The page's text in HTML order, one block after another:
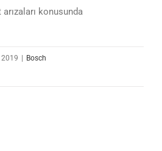
konusunda
2019
Bosch